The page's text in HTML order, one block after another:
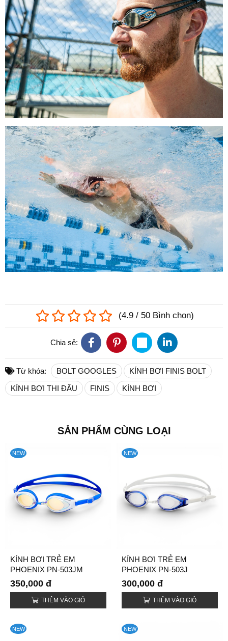
(4.9/ 50 Bình chọn)
Chia sẻ:
Từ khóa: BOLT GOOGLES
KÍNH BƠI FINIS BOLT
KÍNH BƠI THI ĐẤU
FINIS KÍNH BƠI
SẢN PHẨM CÙNG LOẠI
NEW
KÍNH BƠI TRẺ EM
PHOENIX PN-503JM
TRÁNG GƯƠNG
350,000 đ
THÊM VÀO GIỎ
NEW
KÍNH BƠI TRẺ EM
PHOENIX PN-503J
300,000 đ
THÊM VÀO GIỎ
NEW NEW